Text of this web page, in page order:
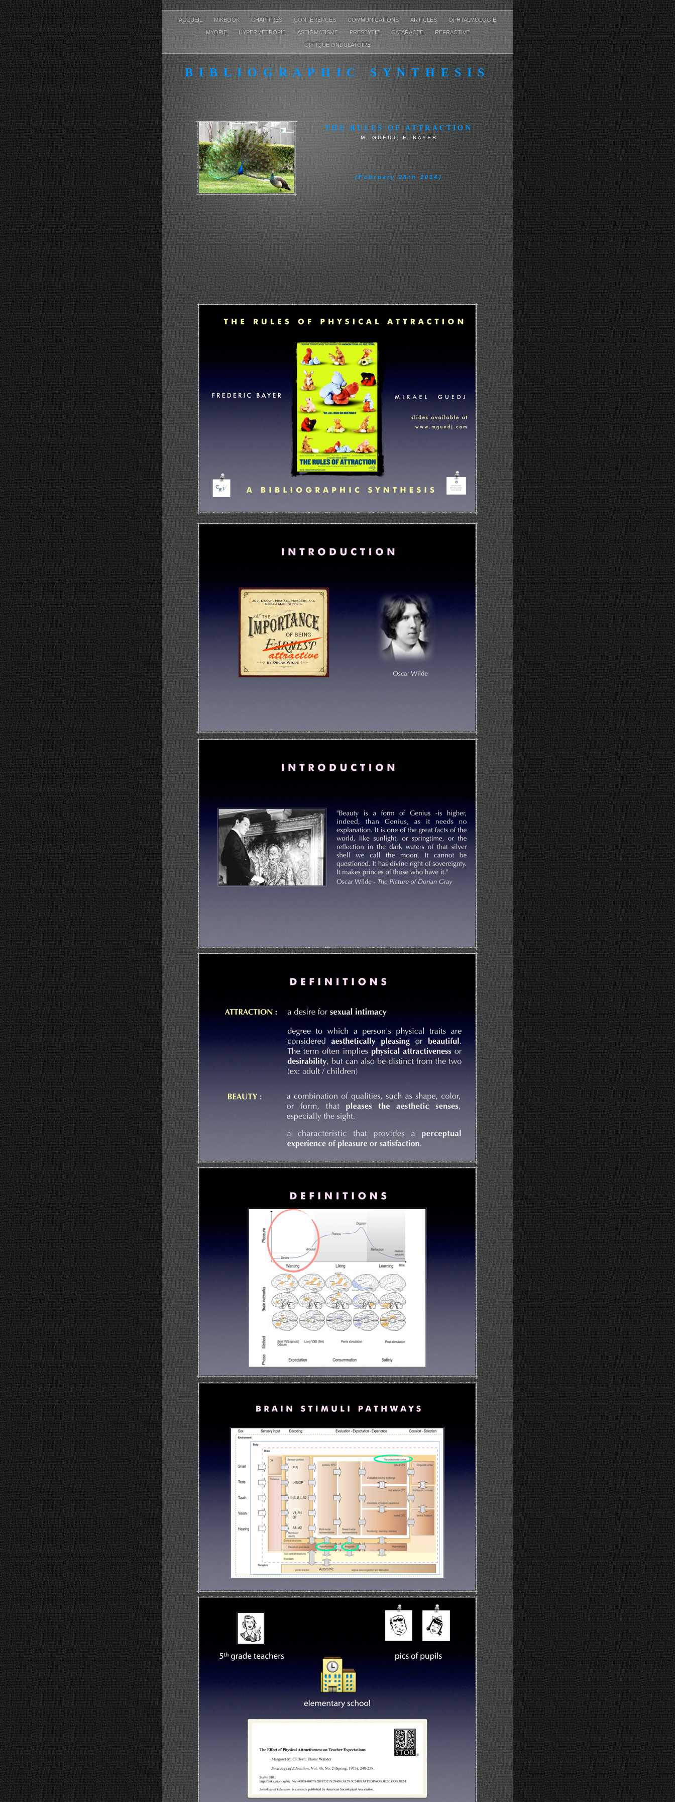
ACCUEIL MIKBOOK CHAPITRES CONFÉRENCES COMMUNICATIONS ARTICLES OPHTALMOLOGIE
MYOPIE HYPERMÉTROPIE ASTIGMATISME PRESBYTIE CATARACTE RÉFRACTIVE
OPTIQUE ONDULATOIRE
BIBLIOGRAPHIC SYNTHESIS
MIKAEL GUEDJ
THE RULES OF ATTRACTION
M. GUEDJ, F. BAYER
(February 28th 2014)